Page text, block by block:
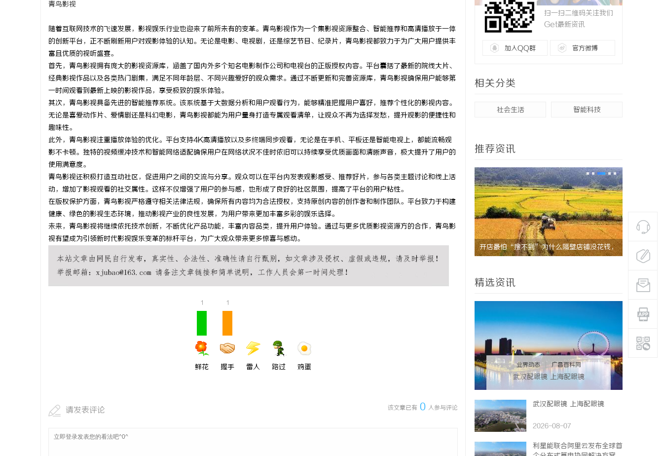
青鸟影视
随着互联网技术的飞速发展，影视娱乐行业也迎来了前所未有的变革。青鸟影视作为一个集影视资源整合、智能推荐和高清播放于一体
的创新平台，正不断刷新用户对观影体验的认知。无论是电影、电视剧，还是综艺节目、纪录片，青鸟影视都致力于为广大用户提供丰
富且优质的视听盛宴。
首先，青鸟影视拥有庞大的影视资源库，涵盖了国内外多个知名电影制作公司和电视台的正版授权内容。平台囊括了最新的院线大片、
经典影视作品以及各类热门剧集，满足不同年龄层、不同兴趣爱好的观众需求。通过不断更新和完善资源库，青鸟影视确保用户能够第
一时间观看到最新上映的影视作品，享受极致的娱乐体验。
其次，青鸟影视具备先进的智能推荐系统。该系统基于大数据分析和用户观看行为，能够精准把握用户喜好，推荐个性化的影视内容。
无论是喜爱动作片、爱情剧还是科幻电影，青鸟影视都能为用户量身打造专属观看清单，让观众不再为选择发愁，提升观影的便捷性和
趣味性。
此外，青鸟影视注重播放体验的优化。平台支持4K高清播放以及多终端同步观看，无论是在手机、平板还是智能电视上，都能流畅观
影不卡顿。独特的视频缓冲技术和智能网络适配确保用户在网络状况不佳时依旧可以持续享受优质画面和清晰声音，极大提升了用户的
使用满意度。
青鸟影视还积极打造互动社区，促进用户之间的交流与分享。观众可以在平台内发表观影感受、推荐好片，参与各类主题讨论和线上活
动，增加了影视观看的社交属性。这样不仅增强了用户的参与感，也形成了良好的社区氛围，提高了平台的用户粘性。
在版权保护方面，青鸟影视严格遵守相关法律法规，确保所有内容均为合法授权，支持原创内容的创作者和制作团队。平台致力于构建
健康、绿色的影视生态环境，推动影视产业的良性发展，为用户带来更加丰富多彩的娱乐选择。
未来，青鸟影视将继续依托技术创新，不断优化产品功能，丰富内容品类，提升用户体验。通过与更多优质影视资源方的合作，青鸟影
视有望成为引领新时代影视娱乐变革的标杆平台，为广大观众带来更多惊喜与感动。
1
鲜花
1
握手 雷人 路过 鸡蛋
该文章已有 0 人参与评论
请发表评论
扫一扫二维码关注我们
Get最新资讯
加入QQ群 官方微博
相关分类
社会生活 智能科技
推荐资讯
揭秘！专业充电桩项目软件开发商，究竟藏着
哪些行业秘诀？
购买商标：企业品牌布局的关键策略 开店最怕“搜不到”为什么隔壁店铺没花钱， 武汉配眼
精选资讯
业界动态 | 广昌百科网
武汉配眼镜 上海配眼镜
武汉配眼镜 上海配眼镜
2026-08-07
利星能联合阿里云发布全球首